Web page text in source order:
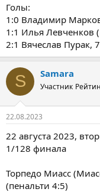
Голы:
1:0 Владимир
1:1 Илья Левченков
2:1 Вячеслав Пурак,
S Samara
Участник
22.08.2023
22 августа 2023,
1/128 финала
Торпедо Миасс
(пенальти 4:5)